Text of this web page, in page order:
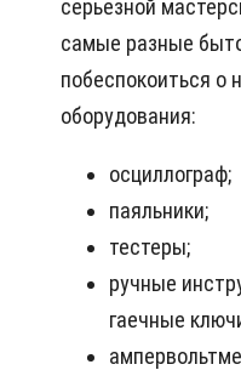
серьезной
самые разные
побеспокоиться о
оборудования:
осциллограф;
паяльники;
тестеры;
ручные
гаечные